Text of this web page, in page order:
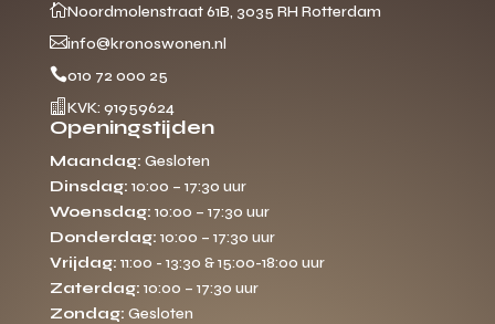
Noordmolenstraat 61B, 3035 RH Rotterdam
info@kronoswonen.nl
010 72 000 25
 KVK: 91959624
Openingstijden
Maandag: Gesloten
Dinsdag: 10:00 – 17:30 uur
Woensdag: 10:00 – 17:30 uur
Donderdag: 10:00 – 17:30 uur
Vrijdag: 11:00 - 13:30 & 15:00-18:00 uur
Zaterdag: 10:00 – 17:30 uur
Zondag: Gesloten